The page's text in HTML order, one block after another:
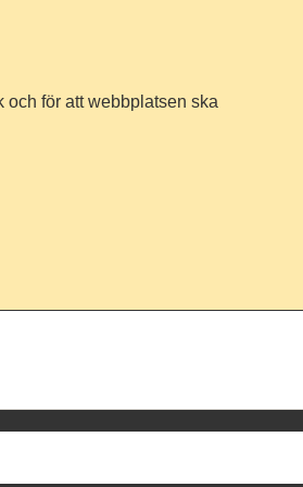
för att webbplatsen ska